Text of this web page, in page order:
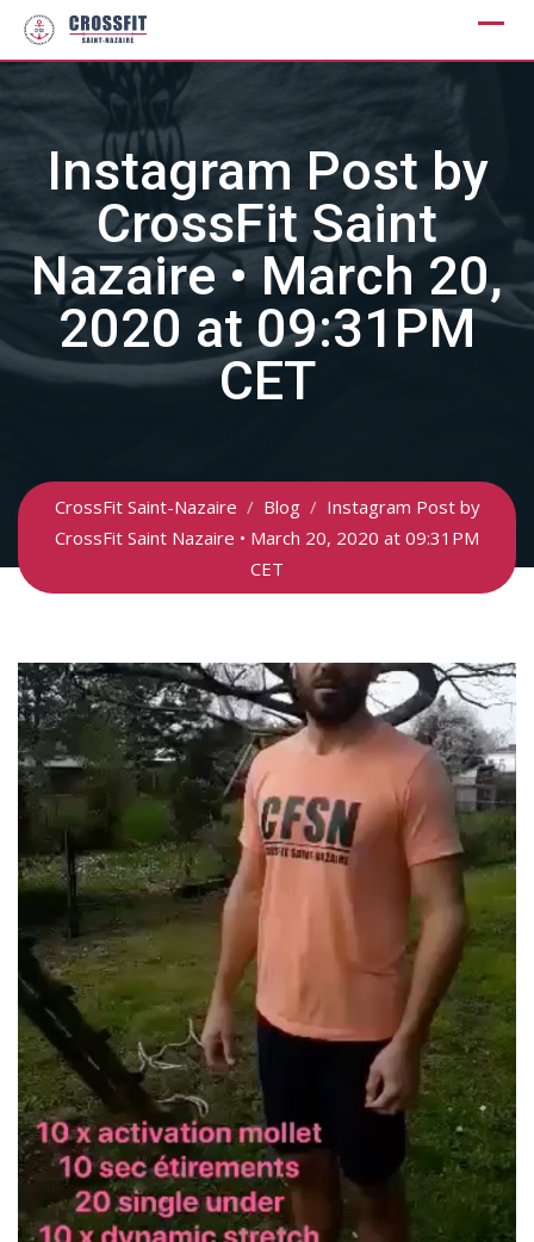
Skip
Instagram Post by
CrossFit Saint
Nazaire • March 20,
2020 at 09:31PM
CET
CrossFit Saint-Nazaire / Blog / Instagram Post by
CrossFit Saint Nazaire • March 20, 2020 at 09:31PM
CET